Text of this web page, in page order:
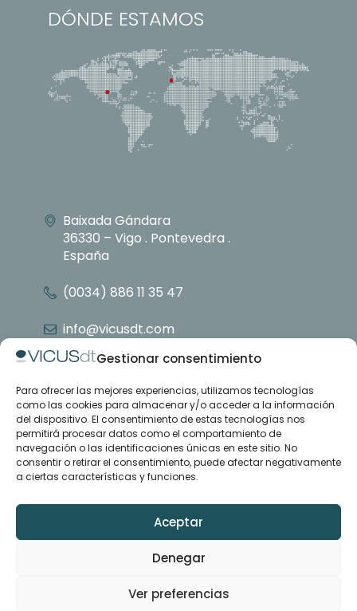
Gestionar consentimiento
Para ofrecer las mejores experiencias, utilizamos tecnologías
como las cookies para almacenar y/o acceder a la información
del dispositivo. El consentimiento de estas tecnologías nos
permitirá procesar datos como el comportamiento de
navegación o las identificaciones únicas en este sitio. No
consentir o retirar el consentimiento, puede afectar negativamente
a ciertas características y funciones.
Aceptar
Denegar
Ver preferencias
DÓNDE ESTAMOS
Baixada Gándara
36330 – Vigo . Pontevedra .
España
(0034) 886 11 35 47
info@vicusdt.com
Nosotros
Grupo Emenasa
Contacto
Casos de estudio
Artículos
LinkedIn
YouTube